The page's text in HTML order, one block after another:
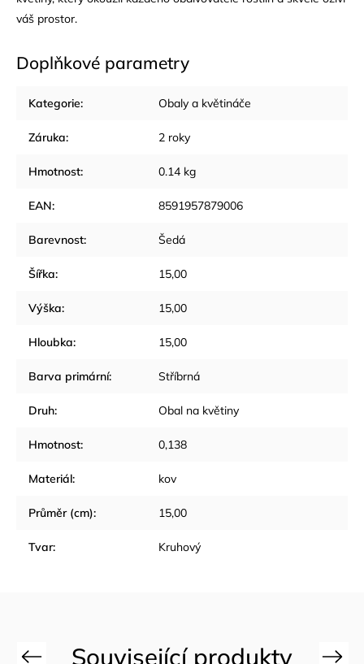
váš prostor.
Doplňkové parametry
Kategorie: Obaly a květináče
Záruka: 2 roky
Hmotnost: 0.14 kg
EAN: 8591957879006
Barevnost: Šedá
Šířka: 15,00
Výška: 15,00
Hloubka: 15,00
Barva primární: Stříbrná
Druh: Obal na květiny
Hmotnost: 0,138
Materiál: kov
Průměr (cm): 15,00
Tvar: Kruhový
Previous Next